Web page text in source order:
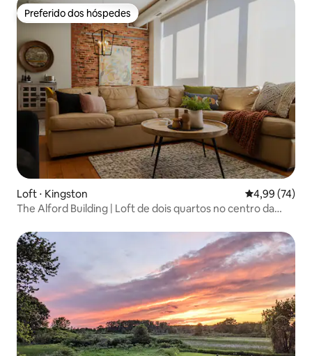
Preferido dos hóspedes
Preferido dos hóspedes
Loft ⋅ Kingston 4,99 de uma
4,99 (74)
The Alford Building | Loft de dois quartos no centro da